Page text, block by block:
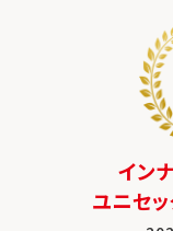
イン
ユニセ